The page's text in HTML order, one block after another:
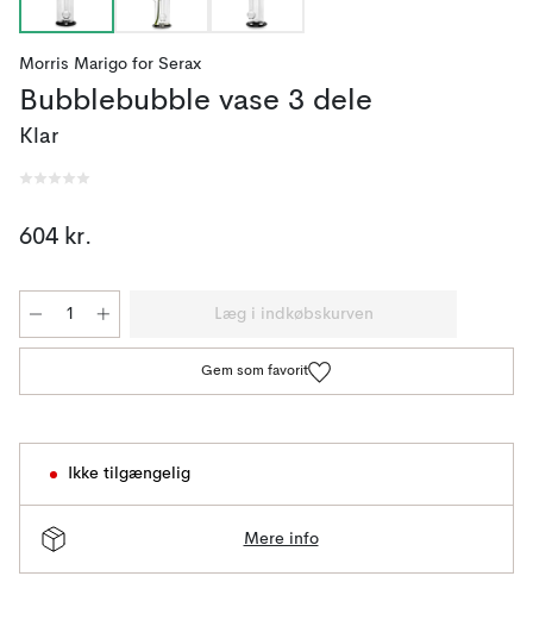
Morris Marigo for Serax
Bubblebubble vase 3 dele
Klar
604 kr.
Læg i indkøbskurven
Gem som favorit
Ikke tilgængelig
Mere info